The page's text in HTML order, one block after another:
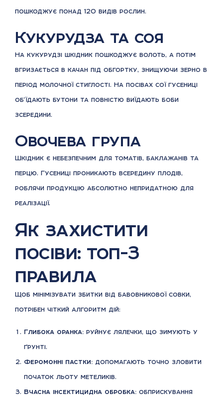
пошкоджує понад 120 видів рослин.
Кукурудза та соя
На кукурудзі шкідник пошкоджує волоть, а потім
вгризається в качан під обгортку, знищуючи зерно в
період молочної стиглості. На посівах сої гусениці
об’їдають бутони та повністю виїдають боби
зсередини.
Овочева група
Шкідник є небезпечним для томатів, баклажанів та
перцю. Гусениці проникають всередину плодів,
роблячи продукцію абсолютно непридатною для
реалізації.
Як захистити
посіви: топ-3
правила
Щоб мінімізувати збитки від бавовникової совки,
потрібен чіткий алгоритм дій:
Глибока оранка: руйнує лялечки, що зимують у
ґрунті.
Феромонні пастки: допомагають точно зловити
початок льоту метеликів.
Вчасна інсектицидна обробка: обприскування